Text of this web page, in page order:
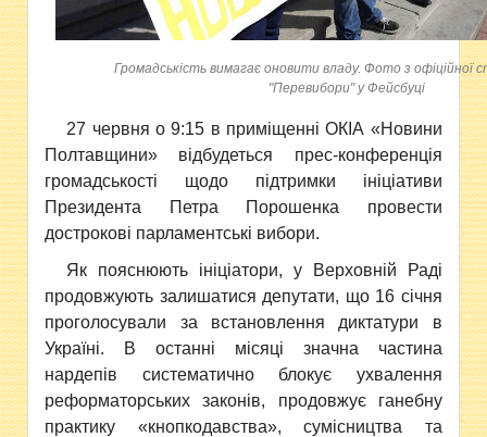
Громадськість вимагає оновити владу. Фото з офіційної
"Перевибори" у Фейсбуці
27 червня о 9:15 в приміщенні ОКІА «Новини
Полтавщини» відбудеться прес-конференція
громадськості щодо підтримки ініціативи
Президента Петра Порошенка провести
дострокові парламентські вибори.
Як пояснюють ініціатори, у Верховній Раді
продовжують залишатися депутати, що 16 січня
проголосували за встановлення диктатури в
Україні. В останні місяці значна частина
нардепів систематично блокує ухвалення
реформаторських законів, продовжує ганебну
практику «кнопкодавства», сумісництва та